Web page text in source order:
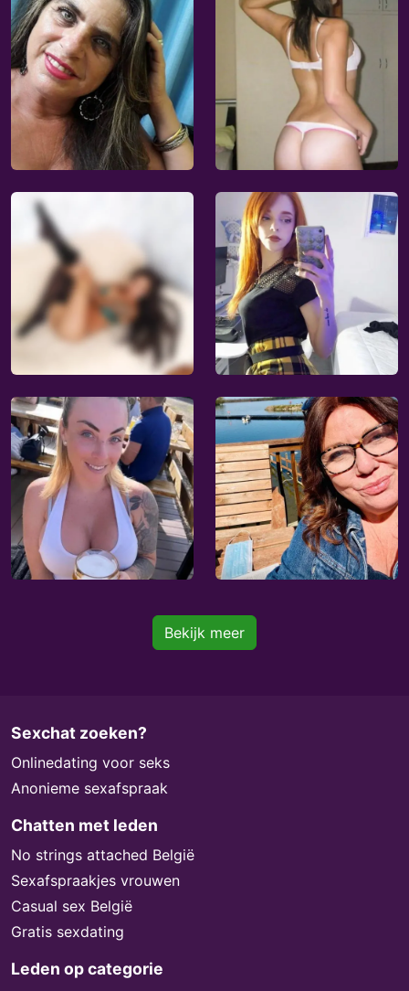
Bekijk meer
Sexchat zoeken?
Onlinedating voor seks
Anonieme sexafspraak
Chatten met leden
No strings attached België
Sexafspraakjes vrouwen
Casual sex België
Gratis sexdating
Leden op categorie